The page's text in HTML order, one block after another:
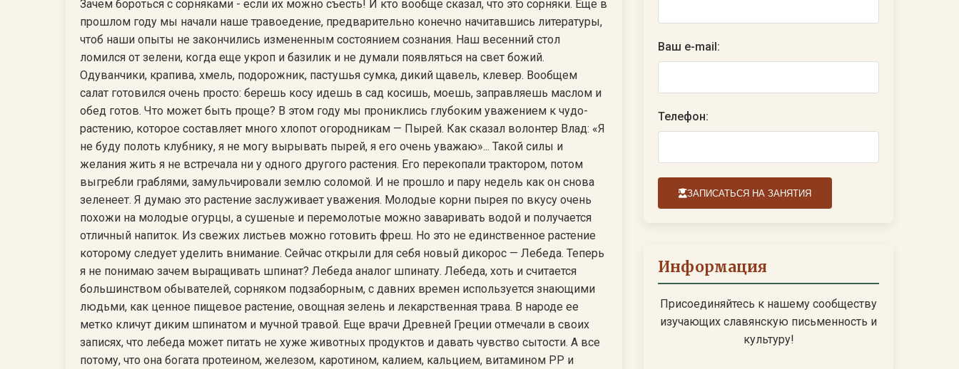
Зачем бороться с сорняками - если их можно съесть! И кто вообще сказал, что это сорняки. Еще в
прошлом году мы начали наше травоедение, предварительно конечно начитавшись литературы,
чтоб наши опыты не закончились измененным состоянием сознания. Наш весенний стол
ломился от зелени, когда еще укроп и базилик и не думали появляться на свет божий.
Одуванчики, крапива, хмель, подорожник, пастушья сумка, дикий щавель, клевер. Вообщем
салат готовился очень просто: берешь косу идешь в сад косишь, моешь, заправляешь маслом и
обед готов. Что может быть проще? В этом году мы прониклись глубоким уважением к чудо-
растению, которое составляет много хлопот огородникам — Пырей. Как сказал волонтер Влад: «Я
не буду полоть клубнику, я не могу вырывать пырей, я его очень уважаю»... Такой силы и
желания жить я не встречала ни у одного другого растения. Его перекопали трактором, потом
выгребли граблями, замульчировали землю соломой. И не прошло и пару недель как он снова
зеленеет. Я думаю это растение заслуживает уважения. Молодые корни пырея по вкусу очень
похожи на молодые огурцы, а сушеные и перемолотые можно заваривать водой и получается
отличный напиток. Из свежих листьев можно готовить фреш. Но это не единственное растение
которому следует уделить внимание. Сейчас открыли для себя новый дикорос — Лебеда. Теперь
я не понимаю зачем выращивать шпинат? Лебеда аналог шпинату. Лебеда, хоть и считается
большинством обывателей, сорняком подзаборным, с давних времен используется знающими
людьми, как ценное пищевое растение, овощная зелень и лекарственная трава. В народе ее
метко кличут диким шпинатом и мучной травой. Еще врачи Древней Греции отмечали в своих
записях, что лебеда может питать не хуже животных продуктов и давать чувство сытости. А все
потому, что она богата протеином, железом, каротином, калием, кальцием, витамином РР и
Ваш e-mail:
Телефон:
ЗАПИСАТЬСЯ НА ЗАНЯТИЯ
Информация
Присоединяйтесь к нашему сообществу
изучающих славянскую письменность и
культуру!